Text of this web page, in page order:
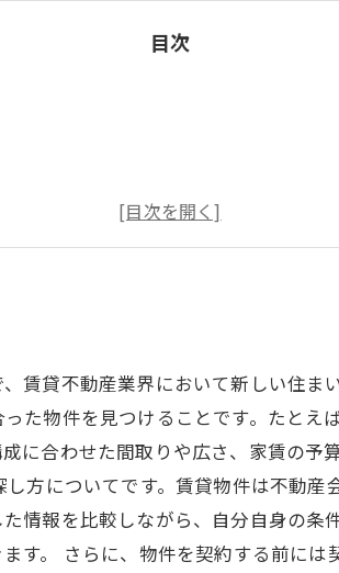
目次
賃貸不動産業界において新しい住ま
た物件を見つけることです。たとえ
に合わせた間取りや広さ、家賃の予
方についてです。賃貸物件は不動
情報を比較しながら、自分自身の条
す。 さらに、物件を契約する前に